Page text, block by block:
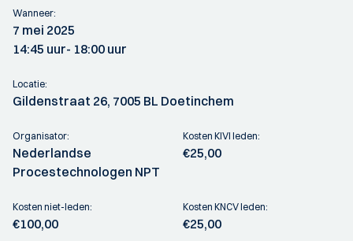
Wanneer:
7 mei 2025
14:45 uur- 18:00 uur
Locatie:
Gildenstraat 26, 7005 BL Doetinchem
Organisator:
Nederlandse
Procestechnologen NPT
Kosten KIVI leden:
€25,00
Kosten niet-leden:
€100,00
Kosten KNCV leden:
€25,00